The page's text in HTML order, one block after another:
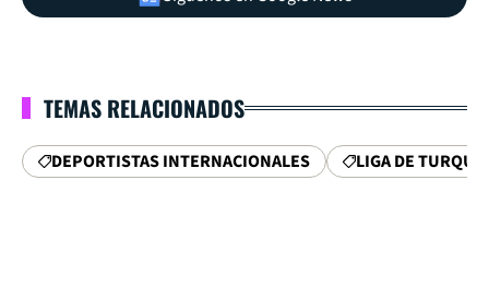
TEMAS RELACIONADOS
DEPORTISTAS INTERNACIONALES LIGA DE TURQUÍA